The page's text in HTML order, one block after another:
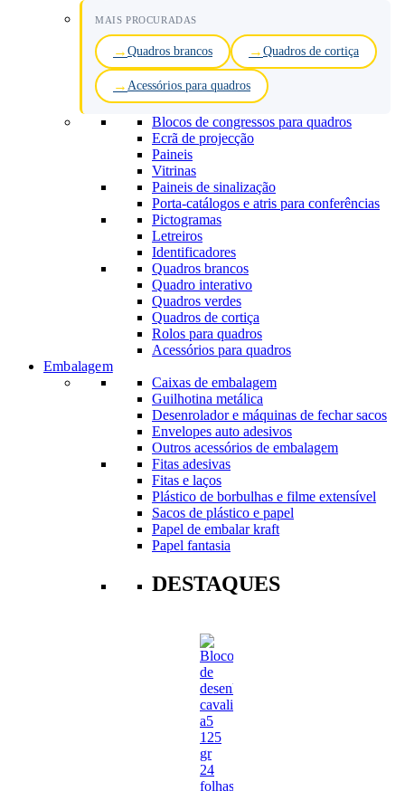
MAIS PROCURADAS
Quadros brancos Quadros de cortiça
Acessórios para quadros
Blocos de congressos para quadros
Ecrã de projecção
Paineis
Vitrinas
Paineis de sinalização
Porta-catálogos e atris para conferências
Pictogramas
Letreiros
Identificadores
Quadros brancos
Quadro interativo
Quadros verdes
Quadros de cortiça
Rolos para quadros
Acessórios para quadros
Embalagem
Caixas de embalagem
Guilhotina metálica
Desenrolador e máquinas de fechar sacos
Envelopes auto adesivos
Outros acessórios de embalagem
Fitas adesivas
Fitas e laços
Plástico de borbulhas e filme extensível
Sacos de plástico e papel
Papel de embalar kraft
Papel fantasia
DESTAQUES